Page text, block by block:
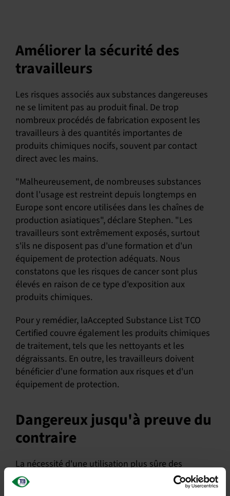
Améliorer la sécurité des
travailleurs
Les risques associés aux substances dangereuses
ne se limitent pas au produit final. De trop
nombreux procédés de fabrication exposent les
travailleurs à des quantités importantes de
produits chimiques nocifs, souvent par contact
direct avec les mains.
"Malheureusement, de nombreuses substances
dont l'usage est restreint depuis longtemps en
Europe sont encore utilisées dans les chaînes de
production asiatiques", déclare Stephen. "Les
travailleurs sont extrêmement exposés, surtout
s'ils ne disposent pas d'une formation et d'un
équipement de protection adéquats. Nous
constatons que les risques de cancer sont plus
élevés en raison de ce type d'exposition aux
produits chimiques.
Pour y remédier, laAccepted Substance List TCO
Certified couvre également les produits chimiques
de traitement, tels que les nettoyants et les
dégraissants. En outre, les travailleurs doivent
bénéficier d'une formation aux risques et d'un
équipement de protection.
Dangereux jusqu'à preuve du
contraire
La nécessité d'une utilisation plus sûre des
produits chimiques dans l'industrie des
technologies de l'information est une question